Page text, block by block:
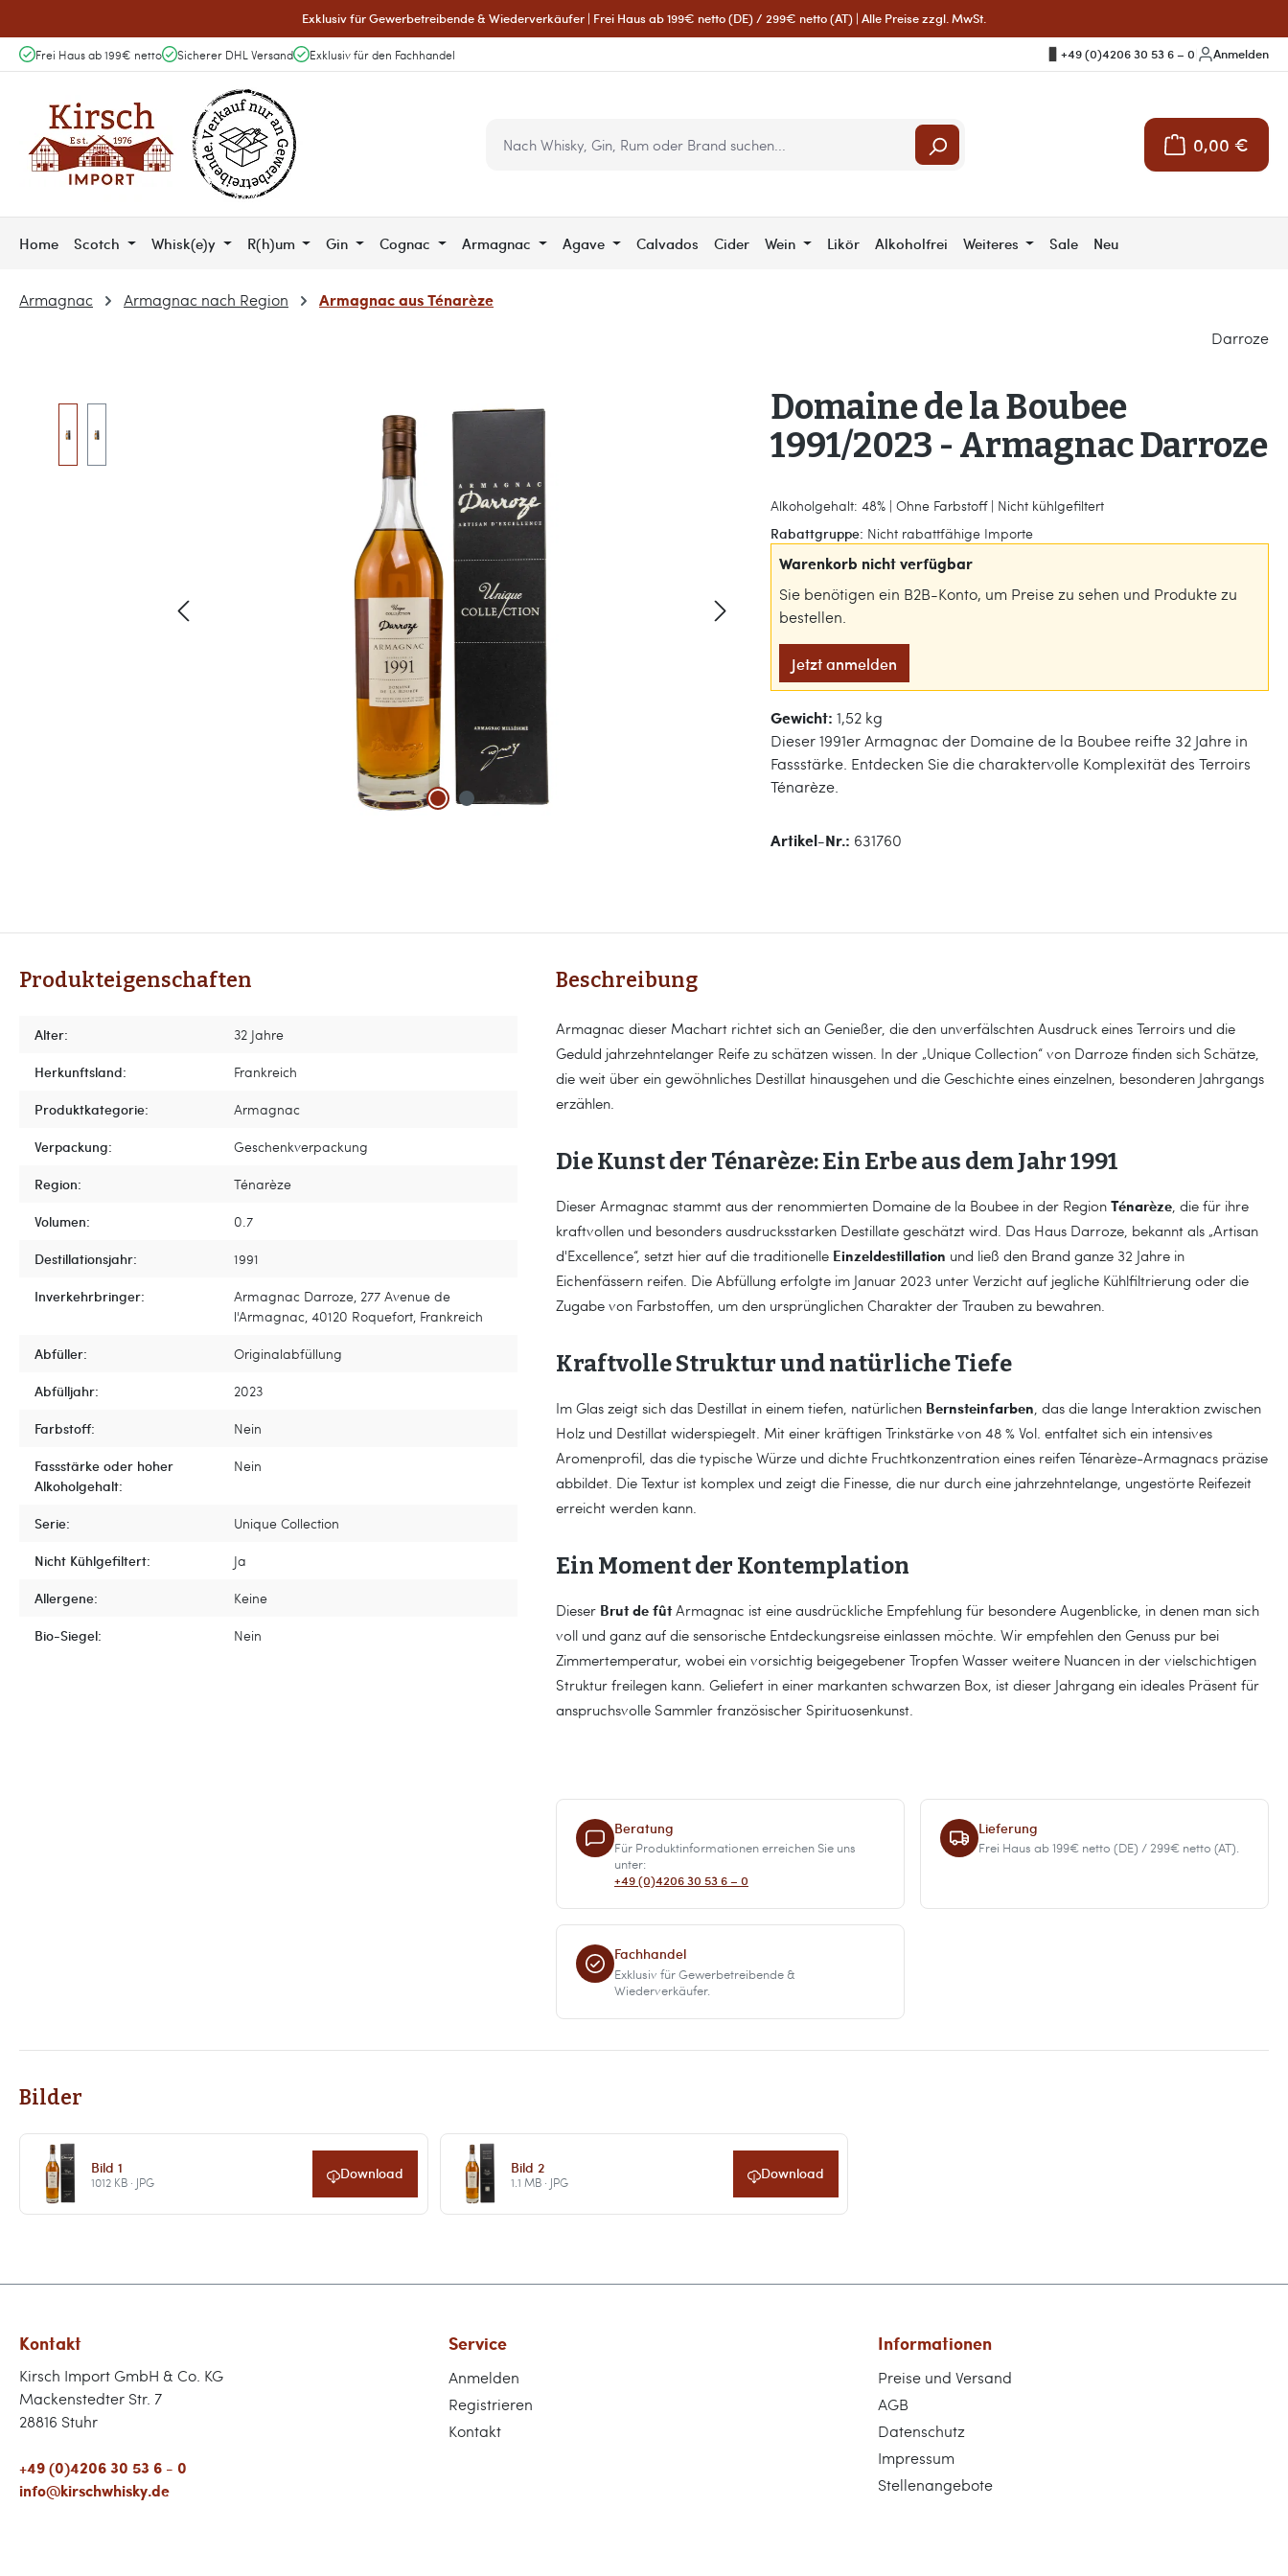
Exklusiv für Gewerbetreibende & Wiederverkäufer | Frei Haus ab 199€ netto (DE) / 299€ netto (AT) | Alle Preise zzgl. MwSt.
Frei Haus ab 199€ netto Sicherer DHL Versand Exklusiv für den Fachhandel +49 (0)4206 30 53 6 – 0 Anmelden
0,00 €
Warenkorb
Home Scotch Whisk(e)y R(h)um Gin Cognac Armagnac Agave Calvados Cider Wein Likör Alkoholfrei Weiteres Sale Neu
Armagnac Armagnac nach Region Armagnac aus Ténarèze
Darroze
Domaine de la Boubee
1991/2023 - Armagnac Darroze
Alkoholgehalt: 48% | Ohne Farbstoff | Nicht kühlgefiltert
Rabattgruppe: Nicht rabattfähige Importe
Warenkorb nicht verfügbar
Sie benötigen ein B2B-Konto, um Preise zu sehen und Produkte zu
bestellen.
Jetzt anmelden
Gewicht: 1,52 kg
Dieser 1991er Armagnac der Domaine de la Boubee reifte 32 Jahre in
Fassstärke. Entdecken Sie die charaktervolle Komplexität des Terroirs
Ténarèze.
Artikel-Nr.: 631760
Produkteigenschaften
Alter:
32 Jahre
Herkunftsland:
Frankreich
Produktkategorie:
Armagnac
Verpackung:
Geschenkverpackung
Region:
Ténarèze
Volumen:
0.7
Destillationsjahr:
1991
Inverkehrbringer:
Armagnac Darroze, 277 Avenue de
l'Armagnac, 40120 Roquefort, Frankreich
Abfüller:
Originalabfüllung
Abfülljahr:
2023
Farbstoff:
Nein
Fassstärke oder hoher
Alkoholgehalt:
Nein
Serie:
Unique Collection
Nicht Kühlgefiltert:
Ja
Allergene:
Keine
Bio-Siegel:
Nein
Beschreibung
Armagnac dieser Machart richtet sich an Genießer, die den unverfälschten Ausdruck eines Terroirs und die
Geduld jahrzehntelanger Reife zu schätzen wissen. In der „Unique Collection“ von Darroze finden sich Schätze,
die weit über ein gewöhnliches Destillat hinausgehen und die Geschichte eines einzelnen, besonderen Jahrgangs
erzählen.
Die Kunst der Ténarèze: Ein Erbe aus dem Jahr 1991
Dieser Armagnac stammt aus der renommierten Domaine de la Boubee in der Region Ténarèze, die für ihre
kraftvollen und besonders ausdrucksstarken Destillate geschätzt wird. Das Haus Darroze, bekannt als „Artisan
d'Excellence“, setzt hier auf die traditionelle Einzeldestillation und ließ den Brand ganze 32 Jahre in
Eichenfässern reifen. Die Abfüllung erfolgte im Januar 2023 unter Verzicht auf jegliche Kühlfiltrierung oder die
Zugabe von Farbstoffen, um den ursprünglichen Charakter der Trauben zu bewahren.
Kraftvolle Struktur und natürliche Tiefe
Im Glas zeigt sich das Destillat in einem tiefen, natürlichen Bernsteinfarben, das die lange Interaktion zwischen
Holz und Destillat widerspiegelt. Mit einer kräftigen Trinkstärke von 48 % Vol. entfaltet sich ein intensives
Aromenprofil, das die typische Würze und dichte Fruchtkonzentration eines reifen Ténarèze-Armagnacs präzise
abbildet. Die Textur ist komplex und zeigt die Finesse, die nur durch eine jahrzehntelange, ungestörte Reifezeit
erreicht werden kann.
Ein Moment der Kontemplation
Dieser Brut de fûtArmagnac ist eine ausdrückliche Empfehlung für besondere Augenblicke, in denen man sich
voll und ganz auf die sensorische Entdeckungsreise einlassen möchte. Wir empfehlen den Genuss pur bei
Zimmertemperatur, wobei ein vorsichtig beigegebener Tropfen Wasser weitere Nuancen in der vielschichtigen
Struktur freilegen kann. Geliefert in einer markanten schwarzen Box, ist dieser Jahrgang ein ideales Präsent für
anspruchsvolle Sammler französischer Spirituosenkunst.
Beratung
Für Produktinformationen erreichen Sie uns
unter:
+49 (0)4206 30 53 6 – 0
Lieferung
Frei Haus ab 199€ netto (DE) / 299€ netto (AT).
Fachhandel
Exklusiv für Gewerbetreibende &
Wiederverkäufer.
Bilder
Bild 1
1012 KB · JPG Download Bild 2
1.1 MB · JPG Download
Kontakt
Kirsch Import GmbH & Co. KG
Mackenstedter Str. 7
28816 Stuhr
+49 (0)4206 30 53 6 - 0
info@kirschwhisky.de
Service
Anmelden
Registrieren
Kontakt
Informationen
Preise und Versand
AGB
Datenschutz
Impressum
Stellenangebote